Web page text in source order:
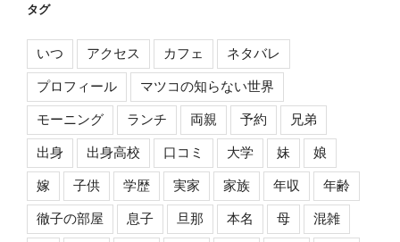
タグ
いつ アクセス カフェ ネタバレ
プロフィール マツコの知らない世界
モーニング ランチ 両親 予約 兄弟
出身 出身高校 口コミ 大学 妹 娘
嫁 子供 学歴 実家 家族 年収 年齢
徹子の部屋 息子 旦那 本名 母 混雑